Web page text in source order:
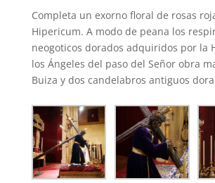
Completa un exorno floral de rosas
Hipericum. A modo de peana los
neogoticos dorados adquiridos por la
los Ángeles del paso del Señor obra
Buiza y dos candelabros antiguos